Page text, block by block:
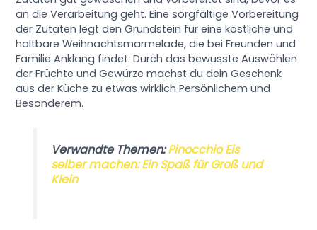
an die Verarbeitung geht. Eine sorgfältige Vorbereitung
der Zutaten legt den Grundstein für eine köstliche und
haltbare Weihnachtsmarmelade, die bei Freunden und
Familie Anklang findet. Durch das bewusste Auswählen
der Früchte und Gewürze machst du dein Geschenk
aus der Küche zu etwas wirklich Persönlichem und
Besonderem.
Verwandte Themen:Pinocchio Eis
selber machen: Ein Spaß für Groß und
Klein